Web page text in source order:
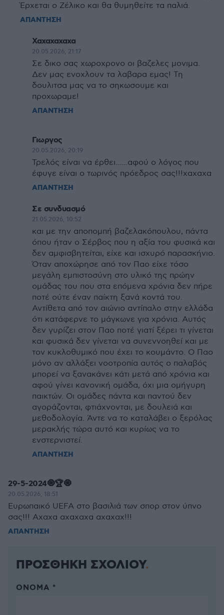
Έρχεται ο Ζέλικο και θα θυμηθείτε τα παλιά.
ΑΠΑΝΤΗΣΗ
Χαχαχαχαχα
20.05.2026, 21:17
Σε δικο σας χωροχρονο οι βαζελες μονιμα.
Δεν μας ενοχλουν τα λαβαρα εμας! Τη
δουλιτσα μας να το σηκωσουμε και
προχωραμε!
ΑΠΑΝΤΗΣΗ
Γιωργος
20.05.2026, 20:19
Τρελός είναι να έρθει......αφού ο λόγος που
έφυγε είναι ο τωρινός πρόεδρος σας!!!χαχαχα
ΑΠΑΝΤΗΣΗ
Σε συνδυασμό
21.05.2026, 10:52
και με την αποπομπή βαζελακόπουλου, πάντα
όπου ήταν ο Σέρβος που η αξία του φυσικά και
δεν αμφισβητείται, είχε και ισχυρό παρασκήνιο.
Όταν αποχώρησε από τον Παο είχε τόσο
μεγάλη εμπιστοσύνη στο υλικό της πρώην
ομάδας του που στα επόμενα χρόνια δεν πήρε
ποτέ ούτε έναν παίκτη ξανά κοντά του.
Αντίθετα από τον αιώνιο αντίπαλο στην ελλάδα
ότι κατάφερνε το μάγκωνε για χρόνια. Αυτός
δεν γυρίζει στον Παο ποτέ γιατί ξέρει τι γίνεται
και φυσικά δεν γίνεται να συνεννοηθεί και με
τον κυκλοθυμικό που έχει το κουμάντο. Ο Παο
μόνο αν αλλάξει νοοτροπία αυτός ο παλαβός
μπορεί να ξανακάνει κάτι μετά από χρόνια και
αφού γίνει κανονική ομάδα, όχι μια ομήγυρη
παικτών. Οι ομάδες πάντα και παντού δεν
αγοράζονται, φτιάχνονται, με δουλειά και
μεθοδολογία. Άντε να το καταλάβει ο ξερόλας
μερακλής τώρα αυτό και κυρίως να το
ενστερνιστεί.
ΑΠΑΝΤΗΣΗ
29-5-2024🧿🏆🧿
20.05.2026, 18:51
Ευρωπαικό UEFA στο βασιλιά των σπορ στον ύπνο
σας!!! Αχαχα αχαχαχα αχαχαχ!!!
ΑΠΑΝΤΗΣΗ
ΠΡΟΣΘΗΚΗ ΣΧΟΛΙΟΥ
ΌΝΟΜΑ *